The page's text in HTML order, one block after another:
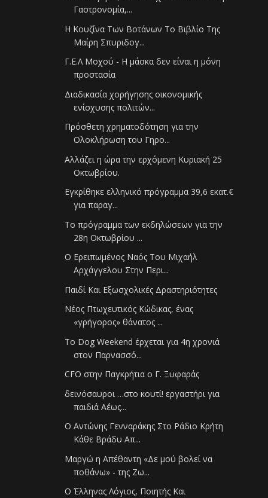
Γαστρονομία,...
Η Κουζίνα Των Βοτάνων Το Βιβλίο Της
Μαίρη Σπυριδογ...
Γ.Ε.Λ Μοχού - Η μάσκα δεν είναι η μόνη
προστασία
Διαδικασία χορήγησης οικονομικής
ενίσχυσης πολιτών...
Πρόσθετη χρηματοδότηση για την
Ολοκλήρωση του Γηρο...
Αλλάζει η ώρα την ερχόμενη Κυριακή 25
Οκτωβρίου.
Εγκρίθηκε ελληνικό πρόγραμμα 39,6 εκατ.€
για παραγ...
Το πρόγραμμα των εκδηλώσεων για την
28η Οκτωβρίου ...
Ο Ερειπωμένος Ναός Του Μιχαήλ
Αρχάγγελου Στην Περι...
Παιδί Και Εξωσχολικές Δραστηριότητες
Νέος Πτωχευτικός Κώδικας, ένας
«γρήγορος» θάνατος ...
Το Dog Weekend έρχεται για 4η χρονιά
στον Παρνασσό...
CFO στην Παγκρήτια ο Γ. Ξυφαράς
δεινόσαυροι …στο κουτί! εργαστήρι για
παιδιά Α΄έως...
Ο Αντώνης Γενναράκης Στο Ράδιο Κρήτη
Κάθε Βράδυ Απ...
Μαργώ η Απέθαντη «Δε μού βολεί να
ποθάνω» - της Ζω...
Ο Έλληνας Λόγιος, Ποιητής Και